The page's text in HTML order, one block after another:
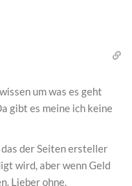
um was es geht
gibt es meine ich keine
der Seiten ersteller
wird, aber wenn Geld
Lieber ohne.